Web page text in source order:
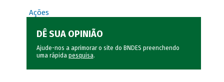
Ações
DÊ SUA OPINIÃO
Ajude-nos a aprimorar o site do BNDES preenchendo
uma rápida pesquisa.